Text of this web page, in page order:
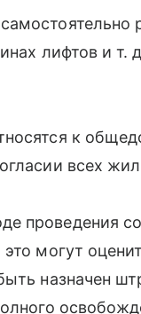
лифтов и т.
к
всех
проведения
могут
назначен